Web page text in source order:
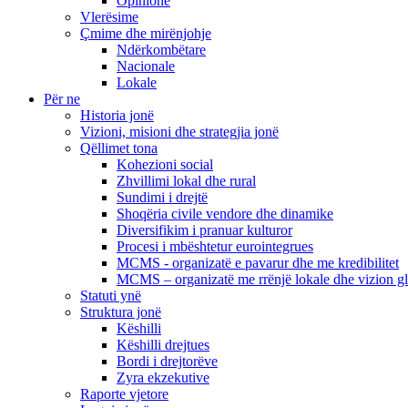
Vlerësime
Çmime dhe mirënjohje
Ndërkombëtare
Nacionale
Lokale
Për ne
Historia jonë
Vizioni, misioni dhe strategjia jonë
Qëllimet tona
Kohezioni social
Zhvillimi lokal dhe rural
Sundimi i drejtë
Shoqëria civile vendore dhe dinamike
Diversifikim i pranuar kulturor
Procesi i mbështetur eurointegrues
MCMS - organizatë e pavarur dhe me kredibilitet
MCMS – organizatë me rrënjë lokale dhe vizion
Statuti ynë
Struktura jonë
Këshilli
Këshilli drejtues
Bordi i drejtorëve
Zyra ekzekutive
Raporte vjetore